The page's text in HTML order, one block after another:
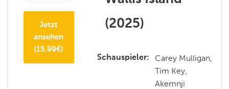
Jetzt
ansehen
(15.99€)
(2025)
Schauspieler
Carey Mulligan,
Tim Key,
Akemnji